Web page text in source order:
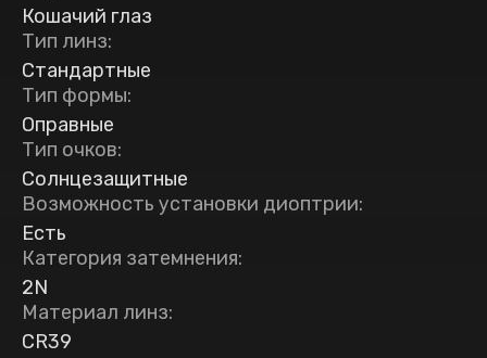
Кошачий глаз
Тип линз:
Стандартные
Тип формы:
Оправные
Тип очков:
Солнцезащитные
Возможность установки диоптрии:
Есть
Категория затемнения:
2N
Материал линз:
CR39